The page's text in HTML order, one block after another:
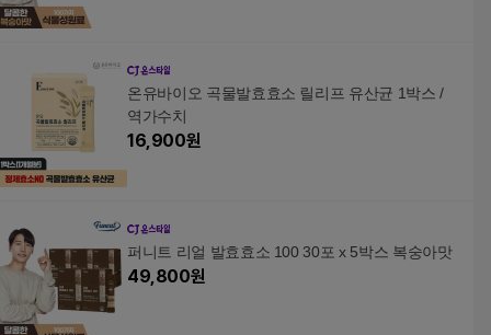
온유바이오 곡물발효효소 릴리프 유산균 1박스 /
역가수치
16,900원
퍼니트 리얼 발효효소 100 30포 x 5박스 복숭아맛
49,800원